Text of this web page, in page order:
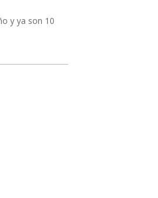
y ya son 10